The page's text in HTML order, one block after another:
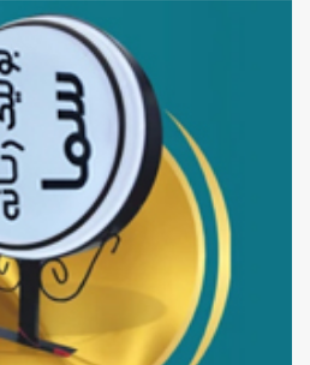
جزئیات بیشتر